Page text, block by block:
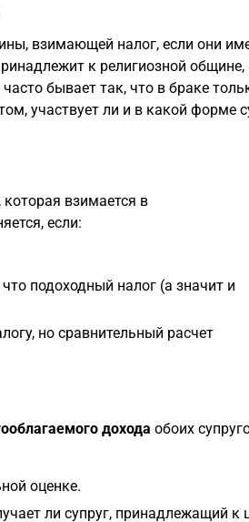
взимающей налог, если они
к религиозной общине,
бывает так, что в браке
участвует ли и в какой форме
взимается в
если:
подоходный налог (а значит и
но сравнительный расчет
дохода обоих
оценке.
ли супруг, принадлежащий к